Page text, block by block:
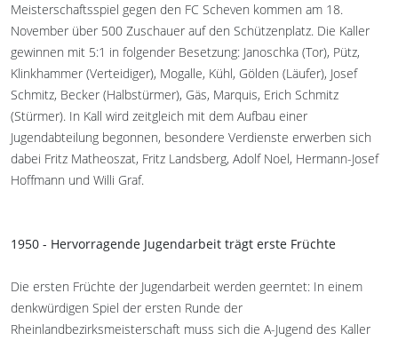
Meisterschaftsspiel gegen den FC Scheven kommen am 18.
November über 500 Zuschauer auf den Schützenplatz. Die Kaller
gewinnen mit 5:1 in folgender Besetzung: Janoschka (Tor), Pütz,
Klinkhammer (Verteidiger), Mogalle, Kühl, Gölden (Läufer), Josef
Schmitz, Becker (Halbstürmer), Gäs, Marquis, Erich Schmitz
(Stürmer). In Kall wird zeitgleich mit dem Aufbau einer
Jugendabteilung begonnen, besondere Verdienste erwerben sich
dabei Fritz Matheoszat, Fritz Landsberg, Adolf Noel, Hermann-Josef
Hoffmann und Willi Graf.
1950 - Hervorragende Jugendarbeit trägt erste Früchte
Die ersten Früchte der Jugendarbeit werden geerntet: In einem
denkwürdigen Spiel der ersten Runde der
Rheinlandbezirksmeisterschaft muss sich die A-Jugend des Kaller